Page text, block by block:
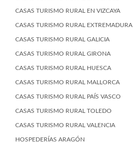
CASAS TURISMO RURAL EN VIZCAYA
CASAS TURISMO RURAL EXTREMADURA
CASAS TURISMO RURAL GALICIA
CASAS TURISMO RURAL GIRONA
CASAS TURISMO RURAL HUESCA
CASAS TURISMO RURAL MALLORCA
CASAS TURISMO RURAL PAÍS VASCO
CASAS TURISMO RURAL TOLEDO
CASAS TURISMO RURAL VALENCIA
HOSPEDERÍAS ARAGÓN